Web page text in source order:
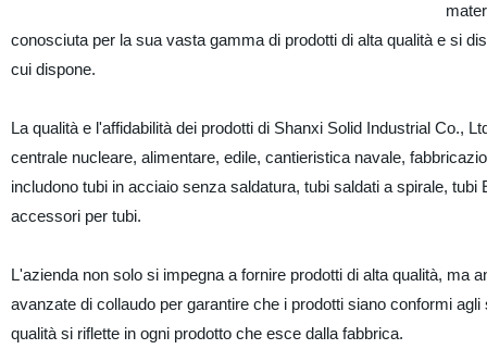
conosciuta per la sua vasta gamma di prodotti di alta qualità e si
cui dispone.
La qualità e l'affidabilità dei prodotti di Shanxi Solid Industrial Co.,
centrale nucleare, alimentare, edile, cantieristica navale,
includono tubi in acciaio senza saldatura, tubi saldati a spirale,
accessori per tubi.
L'azienda non solo si impegna a fornire prodotti di alta qualità,
avanzate di collaudo per garantire che i prodotti siano conformi
qualità si riflette in ogni prodotto che esce dalla fabbrica.